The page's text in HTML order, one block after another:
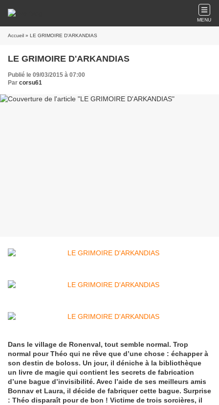
MENU
Accueil » LE GRIMOIRE D'ARKANDIAS
LE GRIMOIRE D'ARKANDIAS
Publié le 09/03/2015 à 07:00
Par corsu61
Dans le village de Ronenval, tout semble normal. Trop
normal pour Théo qui ne rêve que d’une chose : échapper à
son destin de boloss. Un jour, il déniche à la bibliothèque
un livre de magie qui contient les secrets de fabrication
d’une bague d’invisibilité. Avec l’aide de ses meilleurs amis
Bonnav et Laura, il décide de fabriquer cette bague. Surprise
: Théo disparaît pour de bon ! Victime de trois sorcières, il